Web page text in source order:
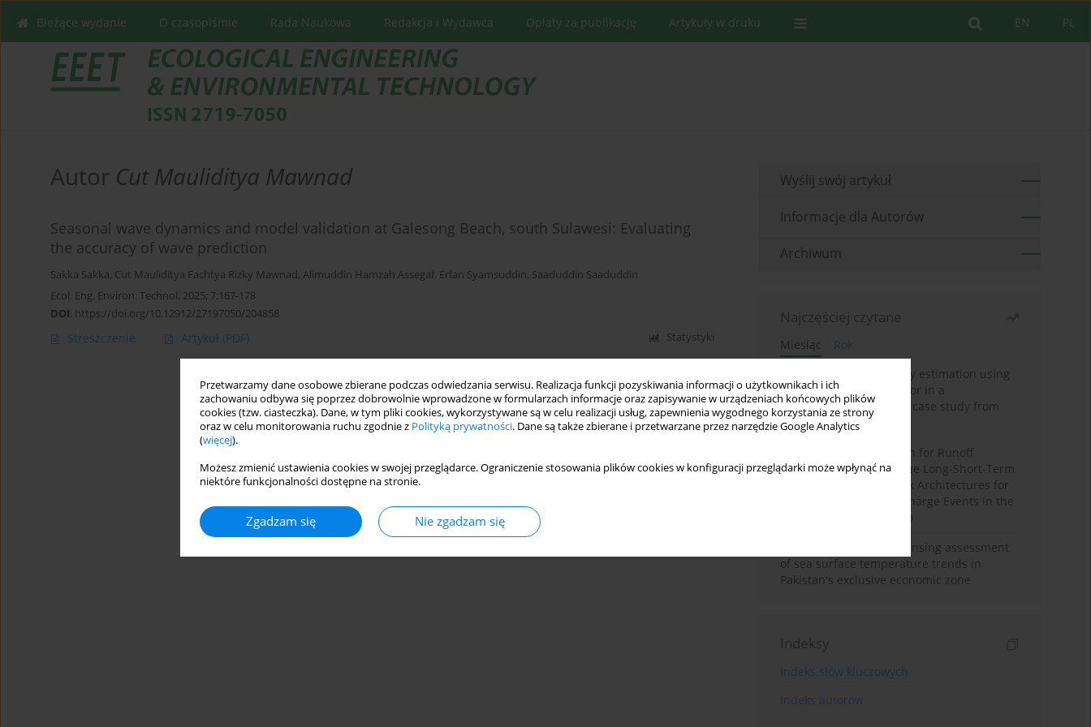
Przetwarzamy dane osobowe zbierane podczas odwiedzania serwisu. Realizacja funkcji pozyskiwania informacji o użytkownikach i ich
zachowaniu odbywa się poprzez dobrowolnie wprowadzone w formularzach informacje oraz zapisywanie w urządzeniach końcowych plików
cookies (tzw. ciasteczka). Dane, w tym pliki cookies, wykorzystywane są w celu realizacji usług, zapewnienia wygodnego korzystania ze strony
oraz w celu monitorowania ruchu zgodnie z Polityką prywatności. Dane są także zbierane i przetwarzane przez narzędzie Google Analytics
(więcej).
Możesz zmienić ustawienia cookies w swojej przeglądarce. Ograniczenie stosowania plików cookies w konfiguracji przeglądarki może wpłynąć na
niektóre funkcjonalności dostępne na stronie.
Zgadzam się Nie zgadzam się
PL
EN
Bieżące wydanie O czasopiśmie Rada Naukowa Redakcja i Wydawca Opłaty za publikację Artykuły w druku
Autor Cut Mauliditya Mawnad
Seasonal wave dynamics and model validation at Galesong Beach, south Sulawesi: Evaluating
the accuracy of wave prediction
Sakka Sakka, Cut Mauliditya Fachtya Rizky Mawnad, Alimuddin Hamzah Assegaf, Erfan Syamsuddin, Saaduddin Saaduddin
Ecol. Eng. Environ. Technol. 2025; 7:167-178
DOI: https://doi.org/10.12912/27197050/204858
Streszczenie Artykuł (PDF) Statystyki
Wyślij swój artykuł
Informacje dla Autorów
Archiwum
Najczęściej czytane
Miesiąc
Rok
Improving soil erodibility estimation using
a plasticity-based K factor in a
Mediterranean basin: A case study from
northern Morocco
Deep Learning Approach for Runoff
Prediction: Evaluating the Long-Short-Term
Memory Neural Network Architectures for
Capturing Extreme Discharge Events in the
Ouergha Basin, Morocco
A two-decade remote sensing assessment
of sea surface temperature trends in
Pakistan's exclusive economic zone
Indeksy
Indeks słów kluczowych
Indeks autorów